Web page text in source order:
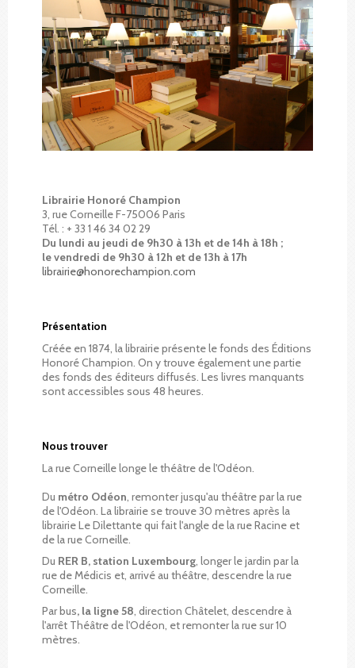
Librairie Honoré Champion
3, rue Corneille F-75006 Paris
Tél. : + 33 1 46 34 02 29
Du lundi au jeudi de 9h30 à 13h et de 14h à 18h ;
le vendredi de 9h30 à 12h et de 13h à 17h
librairie@honorechampion.com
Présentation
Créée en 1874, la librairie présente le fonds des Éditions
Honoré Champion. On y trouve également une partie
des fonds des éditeurs diffusés. Les livres manquants
sont accessibles sous 48 heures.
Nous trouver
La rue Corneille longe le théâtre de l'Odéon.
Du métro Odéon, remonter jusqu'au théâtre par la rue
de l'Odéon. La librairie se trouve 30 mètres après la
librairie Le Dilettante qui fait l'angle de la rue Racine et
de la rue Corneille.
Du RER B, station Luxembourg, longer le jardin par la
rue de Médicis et, arrivé au théâtre, descendre la rue
Corneille.
Par bus, la ligne 58, direction Châtelet, descendre à
l'arrêt Théâtre de l'Odéon, et remonter la rue sur 10
mètres.